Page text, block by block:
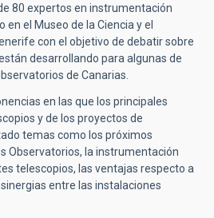
80 expertos en instrumentación
el Museo de la Ciencia y el
con el objetivo de debatir sobre
desarrollando para algunas de
de Canarias.
en las que los principales
y de los proyectos de
temas como los próximos
Observatorios, la instrumentación
telescopios, las ventajas respecto a
entre las instalaciones